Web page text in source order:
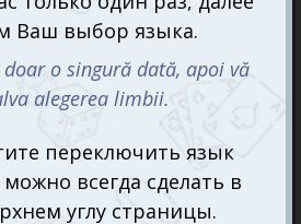
для 2-6 игроков с
местонахождения и
таинственным Мистером
не схваченным. Остальные
в команду сыщиков и
злоумышленника.